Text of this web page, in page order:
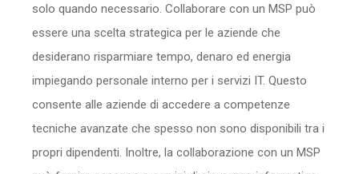
solo quando necessario. Collaborare con un MSP può
essere una scelta strategica per le aziende che
desiderano risparmiare tempo, denaro ed energia
impiegando personale interno per i servizi IT. Questo
consente alle aziende di accedere a competenze
tecniche avanzate che spesso non sono disponibili tra i
propri dipendenti. Inoltre, la collaborazione con un MSP